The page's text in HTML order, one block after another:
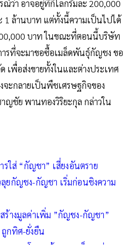
ณ์ว่า อาจอยู่ที่กิโลกรัมละ 200,000
1 ล้านบาท แต่ทั้งนี้ความเป็นไปได้
บาท ในขณะที่ตอนนี้บริษัท
ารที่จะมาขอซื้อเมล็ดพันธุ์กัญชง ขอ
เพื่อส่งขายทั้งในและต่างประเทศ
ะกลายเป็นพืชเศรษฐกิจของ
ญชัย พานทองวิริยะกุล กล่าวใน
ใส่ “กัญชา” เสี่ยงอันตราย
ยกัญชง-กัญชา เริ่มก่อนชิงความ
ร้างมูลค่าเพิ่ม ”กัญชง-กัญชา”
กทิศ-ยั่งยืน